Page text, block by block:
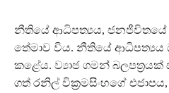
නීතියේ ආධිපත්‍යය,
තේමාව විය. නීතියේ
කළේය. ව්‍යාජ ගමන් බලපත‍්‍රයක්
ගත් රනිල් වික‍්‍රමසිංහගේ